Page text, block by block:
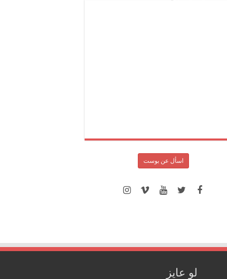
اسأل عن بوست
لو عايز